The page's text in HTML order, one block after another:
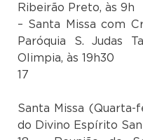
Ribeirão Preto, às 9h
– Santa Missa com
Paróquia S. Judas
Olimpia, às 19h30
Santa Missa
do Divino Espírito